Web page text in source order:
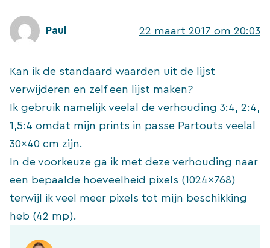
Paul 22 maart 2017 om 20:03
Kan ik de standaard waarden uit de lijst
verwijderen en zelf een lijst maken?
Ik gebruik namelijk veelal de verhouding 3:4, 2:4,
1,5:4 omdat mijn prints in passe Partouts veelal
30×40 cm zijn.
In de voorkeuze ga ik met deze verhouding naar
een bepaalde hoeveelheid pixels (1024×768)
terwijl ik veel meer pixels tot mijn beschikking
heb (42 mp).